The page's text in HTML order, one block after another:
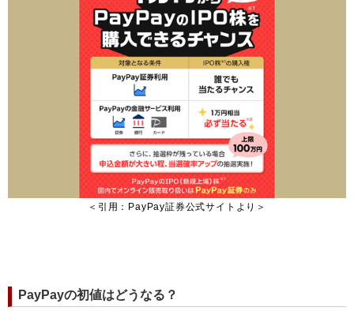
＜引用：PayPay証券公式サイトより＞
PayPayの初値はどうなる？